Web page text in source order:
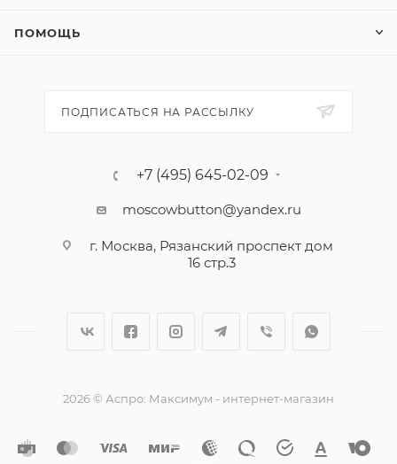
ПОМОЩЬ
ПОДПИСАТЬСЯ НА РАССЫЛКУ
+7 (495) 645-02-09
moscowbutton@yandex.ru
г. Москва, Рязанский проспект дом
16 стр.3
2026 © Аспро: Максимум - интернет-магазин